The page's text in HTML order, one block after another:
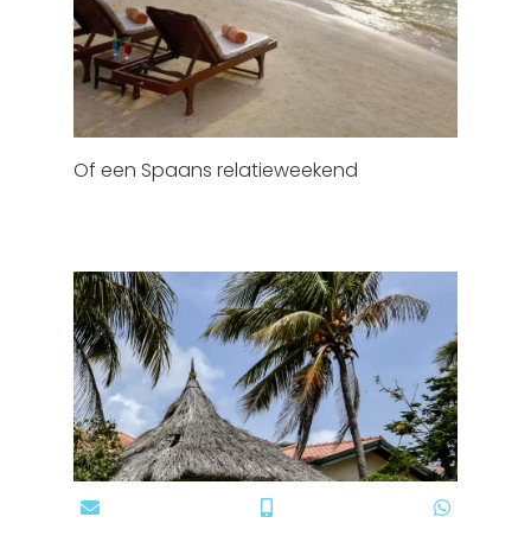
Of een Spaans relatieweekend